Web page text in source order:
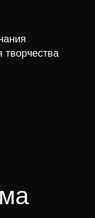
творчества